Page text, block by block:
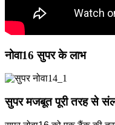
नोवा16 सुपर के लाभ
सुपर मजबूत पूरी तरह से